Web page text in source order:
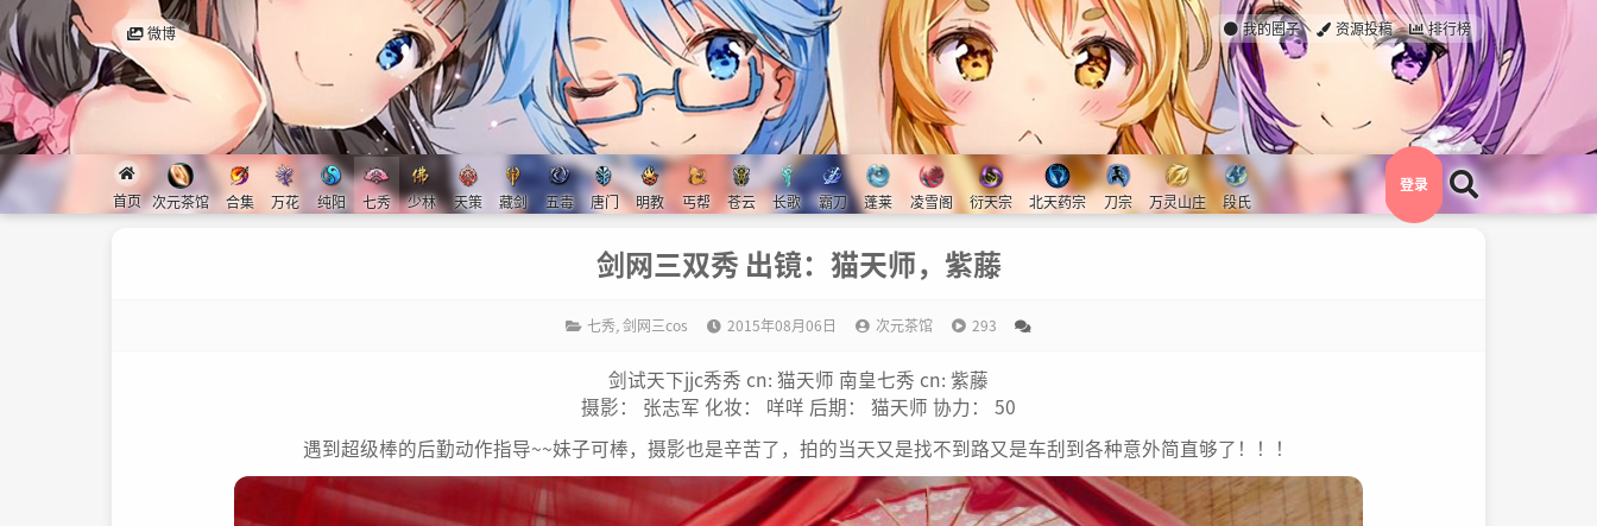
微博 我的圈子 资源投稿 排行榜
首页 次元茶馆 合集 万花 纯阳 七秀 少林 天策 藏剑 五毒 唐门 明教 丐帮 苍云 长歌 霸刀 蓬莱 凌雪阁 衍天宗 北天药宗 刀宗 万灵山庄 段氏
登录
剑网三双秀 出镜：猫天师，紫藤
七秀,剑网三cos 2015年08月06日 次元茶馆 293
剑试天下jjc秀秀 cn: 猫天师 南皇七秀 cn: 紫藤
摄影： 张志军 化妆： 咩咩 后期： 猫天师 协力： 50
遇到超级棒的后勤动作指导~~妹子可棒，摄影也是辛苦了，拍的当天又是找不到路又是车刮到各种意外简直够了！！！